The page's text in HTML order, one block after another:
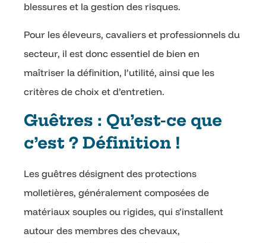
blessures et la gestion des risques.
Pour les éleveurs, cavaliers et professionnels du
secteur, il est donc essentiel de bien en
maîtriser la définition, l’utilité, ainsi que les
critères de choix et d’entretien.
Guêtres : Qu’est-ce que
c’est ? Définition !
Les guêtres désignent des protections
molletières, généralement composées de
matériaux souples ou rigides, qui s’installent
autour des membres des chevaux,